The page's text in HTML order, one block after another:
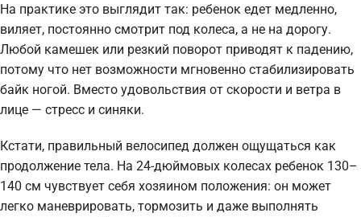
На практике это выглядит так: ребенок едет медленно,
виляет, постоянно смотрит под колеса, а не на дорогу.
Любой камешек или резкий поворот приводят к падению,
потому что нет возможности мгновенно стабилизировать
байк ногой. Вместо удовольствия от скорости и ветра в
лице — стресс и синяки.
Кстати, правильный велосипед должен ощущаться как
продолжение тела. На 24-дюймовых колесах ребенок 130–
140 см чувствует себя хозяином положения: он может
легко маневрировать, тормозить и даже выполнять